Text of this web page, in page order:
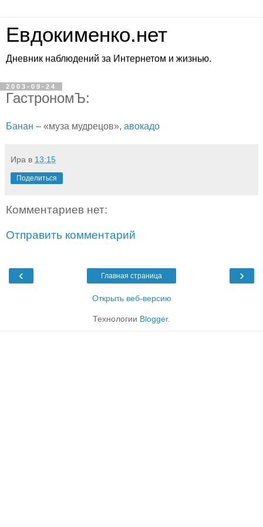
Евдокименко.нет
Дневник наблюдений за Интернетом и жизнью.
2003-09-24
ГастрономЪ:
Банан – «муза мудрецов», авокадо
Ира в 13:15
Поделиться
Комментариев нет:
Отправить комментарий
‹ ›
Главная страница
Открыть веб-версию
Технологии Blogger.